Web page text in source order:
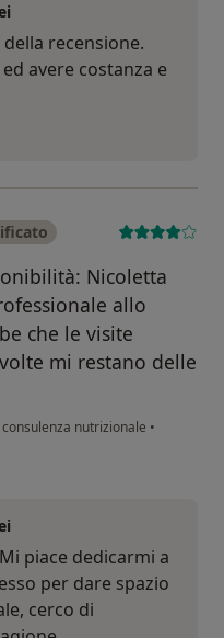
della recensione.
avere costanza e
Nicoletta
allo
che le visite
mi restano delle
consulenza nutrizionale •
piace dedicarmi a
per dare spazio
cerco di